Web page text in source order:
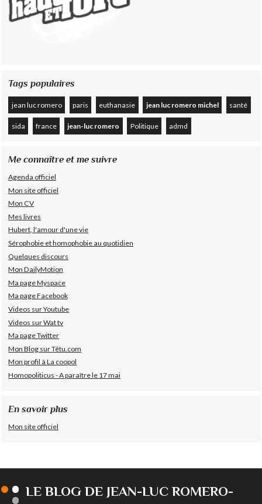
Tags populaires
jean luc romero paris euthanasie jean luc romero michel santé
sida france jean-luc romero Politique admd
Me connaître et me suivre
Agenda officiel
Mon site officiel
Mon CV
Mes livres
Hubert, l'amour d'une vie
Sérophobie et homophobie au quotidien
Quelques discours
Mon DailyMotion
Ma page Myspace
Ma page Facebook
Videos sur Youtube
Videos sur Wat tv
Ma page Twitter
Mon Blog sur Têtu.com
Mon profil à La coopol
Homopoliticus - A paraître le 17 mai
En savoir plus
Mon site officiel
LE BLOG DE JEAN-LUC ROMERO-